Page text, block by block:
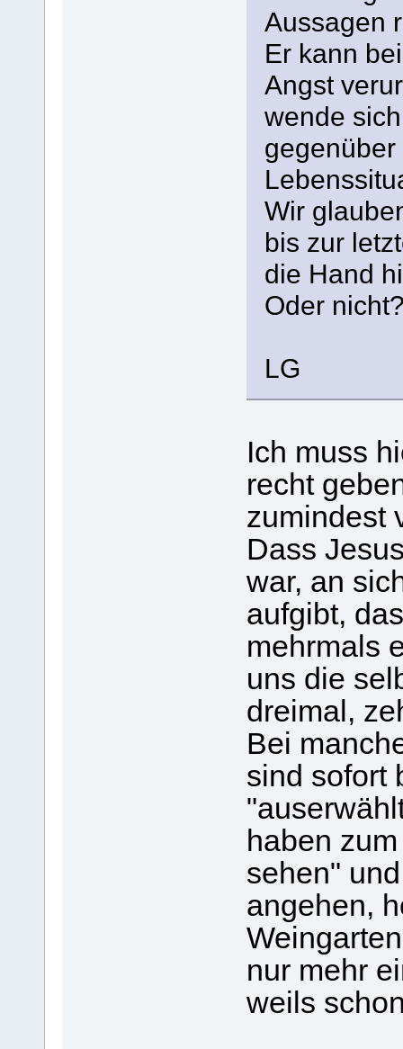
Aussagen
Er kann
Angst
wende
Wir
bis zur
die Hand
Oder
LG
Ich muss
recht
zumindest
Dass
war, an
aufgibt,
mehrmals
uns die
dreimal,
Bei
sind sofort
haben
sehen"
angehen,
nur mehr
weils